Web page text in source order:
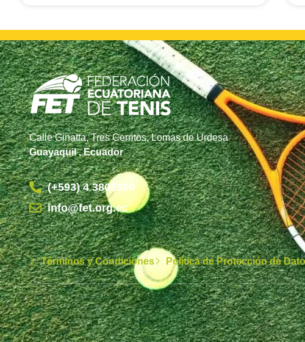
Calle Ginatta, Tres Cerritos, Lomas de Urdesa
Guayaquil , Ecuador
(+593) 4 3805600
info@fet.org.ec
Términos y Condiciones Política de Protección de